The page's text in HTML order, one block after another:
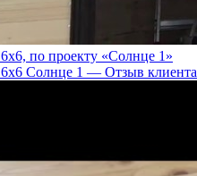
по проекту «Солнце 1»
Солнце 1 — Отзыв клиента